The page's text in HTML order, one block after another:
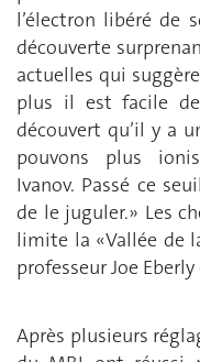
l’électron libéré de
découverte
actuelles qui
plus il est facile de
découvert qu’il y a
pouvons plus
Ivanov. Passé ce
de le juguler.» Les
limite la «Vallée de
professeur Joe
Après plusieurs